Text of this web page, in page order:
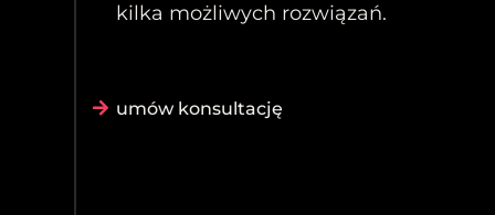
kilka możliwych rozwiązań.
umów konsultację